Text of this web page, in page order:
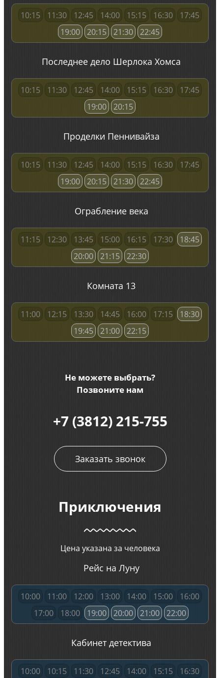
10:15 11:30 12:45 14:00 15:15 16:30
17:45
19:00
20:15 21:30 22:45
Последнее дело Шерлока Хомса
10:15 11:30 12:45 14:00 15:15 16:30
17:45
19:00
20:15
Проделки Пеннивайза
10:15 11:30 12:45 14:00 15:15 16:30
17:45
19:00
20:15 21:30 22:45
Ограбление века
11:15 12:30 13:45 15:00 16:15 17:30
18:45
20:00
21:15 22:30
Комната 13
11:00 12:15 13:30 14:45 16:00 17:15
18:30
19:45
21:00 22:15
Не можете выбрать?
Позвоните нам
+7 (3812) 215-755
Заказать звонок
Приключения
Цена указана за человека
Рейс на Луну
10:00 11:00 12:00 13:00 14:00 15:00
16:00
17:00
18:00 19:00 20:00 21:00 22:00
Кабинет детектива
10:00 10:15 11:30 12:45 14:00 15:15 16:30